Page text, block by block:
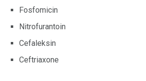
Fosfomicin
Nitrofurantoin
Cefaleksin
Ceftriaxone